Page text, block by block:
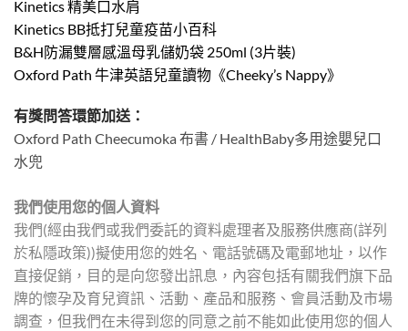
Kinetics 精美口水肩
Kinetics BB抵打兒童疫苗小百科
B&H防漏雙層感溫母乳儲奶袋 250ml (3片裝)
Oxford Path 牛津英語兒童讀物《Cheeky’s Nappy》
有獎問答環節加送：
Oxford Path Cheecumoka 布書 / HealthBaby多用途嬰兒口
水兜
我們使用您的個人資料
我們(經由我們或我們委託的資料處理者及服務供應商(詳列
於私隱政策))擬使用您的姓名、電話號碼及電郵地址，以作
直接促銷，目的是向您發出訊息，內容包括有關我們旗下品
牌的懷孕及育兒資訊、活動、產品和服務、會員活動及市場
調查，但我們在未得到您的同意之前不能如此使用您的個人